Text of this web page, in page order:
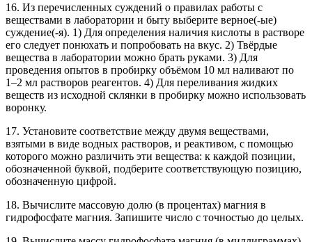
16. Из перечисленных суждений о правилах работы с
веществами в лаборатории и быту выберите верное(-ые)
суждение(-я). 1) Для определения наличия кислоты в растворе
его следует понюхать и попробовать на вкус. 2) Твёрдые
вещества в лаборатории можно брать руками. 3) Для
проведения опытов в пробирку объёмом 10 мл наливают по
1–2 мл растворов реагентов. 4) Для переливания жидких
веществ из исходной склянки в пробирку можно использовать
воронку.
17. Установите соответствие между двумя веществами,
взятыми в виде водных растворов, и реактивом, с помощью
которого можно различить эти вещества: к каждой позиции,
обозначенной буквой, подберите соответствующую позицию,
обозначенную цифрой.
18. Вычислите массовую долю (в процентах) магния в
гидрофосфате магния. Запишите число с точностью до целых.